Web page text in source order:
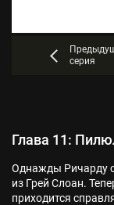
серия
Глава 11:
Однажды Ричарду
из Грей Слоан.
приходится